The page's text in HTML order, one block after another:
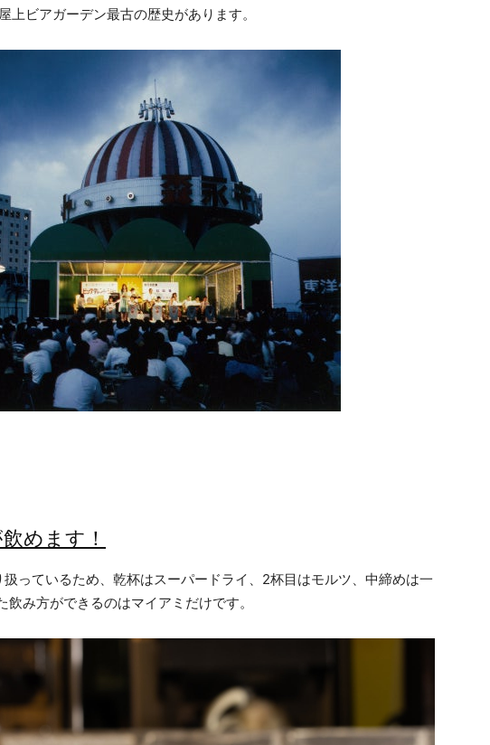
上ビアガーデン最古の歴史があります。
めます！
っているため、乾杯はスーパードライ、2杯目はモルツ、中締めは一
み方ができるのはマイアミだけです。